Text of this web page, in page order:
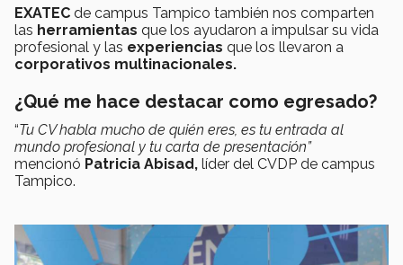
EXATEC de campus Tampico también nos comparten
las herramientas que los ayudaron a impulsar su vida
profesional y las experiencias que los llevaron a
corporativos multinacionales.
¿Qué me hace destacar como egresado?
“Tu CV habla mucho de quién eres, es tu entrada al
mundo profesional y tu carta de presentación”
mencionó Patricia Abisad, líder del CVDP de campus
Tampico.